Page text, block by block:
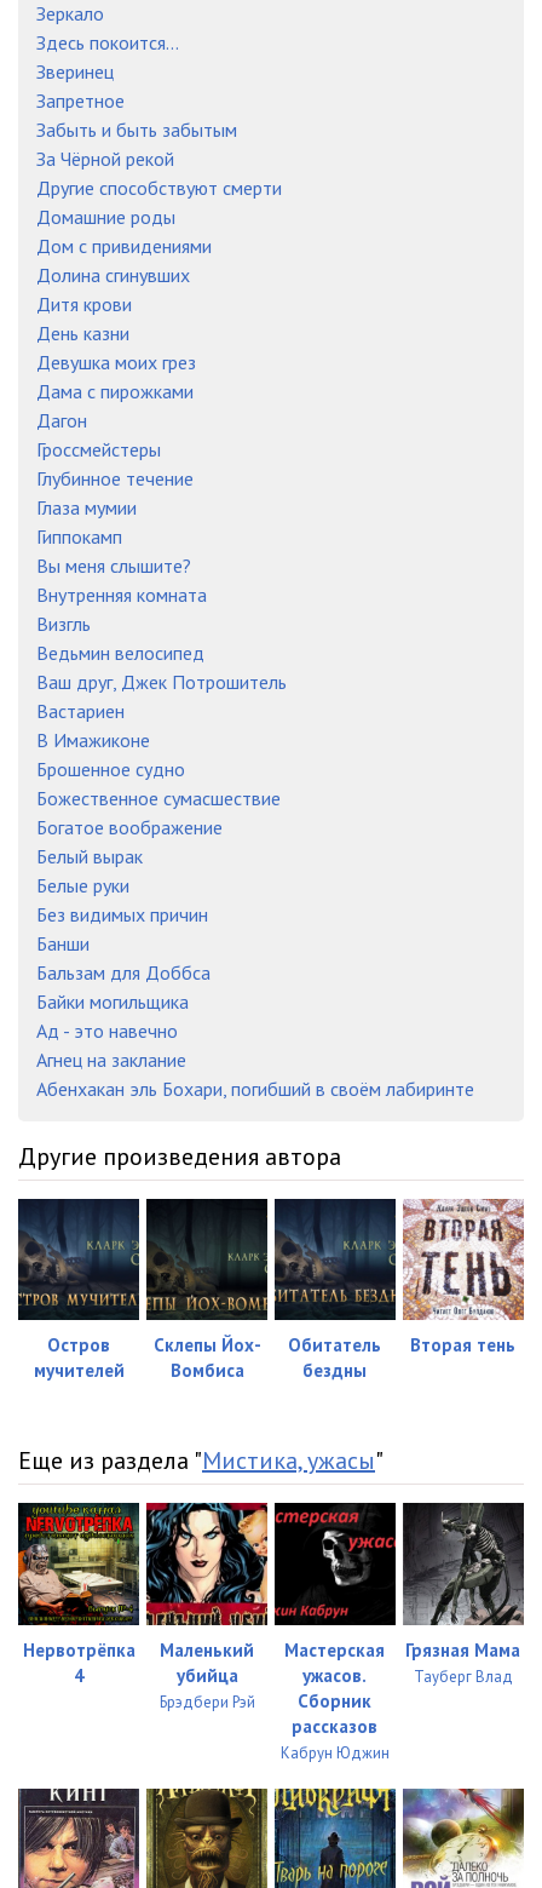
Зеркало
Здесь покоится...
Зверинец
Запретное
Забыть и быть забытым
За Чёрной рекой
Другие способствуют смерти
Домашние роды
Дом с привидениями
Долина сгинувших
Дитя крови
День казни
Девушка моих грез
Дама с пирожками
Дагон
Гроссмейстеры
Глубинное течение
Глаза мумии
Гиппокамп
Вы меня слышите?
Внутренняя комната
Визгль
Ведьмин велосипед
Ваш друг, Джек Потрошитель
Вастариен
В Имажиконе
Брошенное судно
Божественное сумасшествие
Богатое воображение
Белый вырак
Белые руки
Без видимых причин
Банши
Бальзам для Доббса
Байки могильщика
Ад - это навечно
Агнец на заклание
Абенхакан эль Бохари, погибший в своём лабиринте
Другие произведения автора
Остров
мучителей
Склепы Йох-
Вомбиса
Обитатель
бездны
Вторая тень
Еще из раздела "Мистика, ужасы"
Нервотрёпка
4
Маленький
убийца
Брэдбери Рэй
Мастерская
ужасов.
Сборник
рассказов
Кабрун Юджин
Грязная Мама
Тауберг Влад